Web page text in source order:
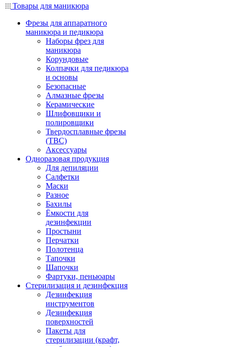
Товары для маникюра
Фрезы для аппаратного
маникюра и педикюра
Наборы фрез для
маникюра
Корундовые
Колпачки для педикюра
и основы
Безопасные
Алмазные фрезы
Керамические
Шлифовщики и
полировщики
Твердосплавные фрезы
(ТВС)
Аксессуары
Одноразовая продукция
Для депиляции
Салфетки
Маски
Разное
Бахилы
Ёмкости для
дезинфекции
Простыни
Перчатки
Полотенца
Тапочки
Шапочки
Фартуки, пеньюары
Стерилизация и дезинфекция
Дезинфекция
инструментов
Дезинфекция
поверхностей
Пакеты для
стерилизации (крафт,